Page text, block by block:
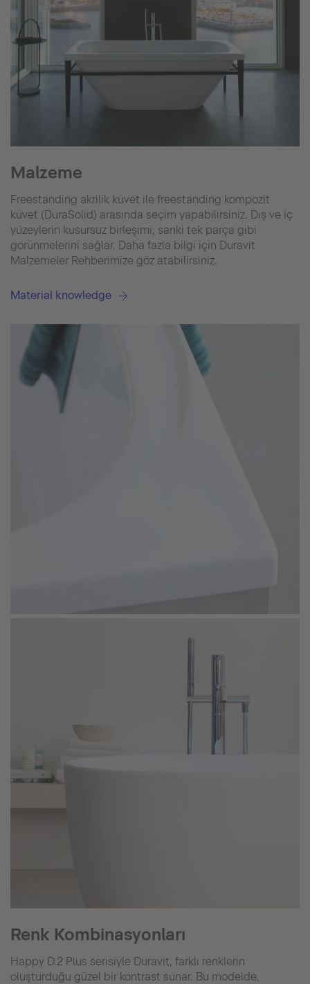
Malzeme
Freestanding akrilik küvet ile freestanding kompozit
küvet (DuraSolid) arasında seçim yapabilirsiniz. Dış ve iç
yüzeylerin kusursuz birleşimi, sanki tek parça gibi
görünmelerini sağlar. Daha fazla bilgi için Duravit
Malzemeler Rehberimize göz atabilirsiniz.
Material knowledge
Renk Kombinasyonları
Happy D.2 Plus serisiyle Duravit, farklı renklerin
oluşturduğu güzel bir kontrast sunar. Bu modelde,